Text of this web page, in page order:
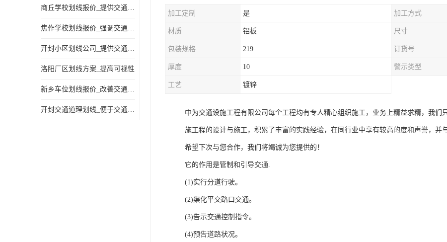
商丘学校划线报价_提供交通信息
焦作学校划线报价_强调交通规则
开封小区划线公司_提供交通信息
洛阳厂区划线方案_提高可视性
新乡车位划线报价_改善交通效率
开封交通道理划线_便于交通管理
加工定制 是 加工方式
材质 铝板 尺寸
包装规格 219 订货号
厚度 10 警示类型
工艺 镀锌
中为交通设施工程有限公司每个工程均有专人精心组织施工，业务上精益求精，我
施工程的设计与施工，积累了丰富的实践经验，在同行业中享有较高的度和声誉，并
希望下次与您合作，我们将竭诚为您提供的！
它的作用是管制和引导交通.
(1)实行分道行驶。
(2)渠化平交路口交通。
(3)告示交通控制指令。
(4)预告道路状况。